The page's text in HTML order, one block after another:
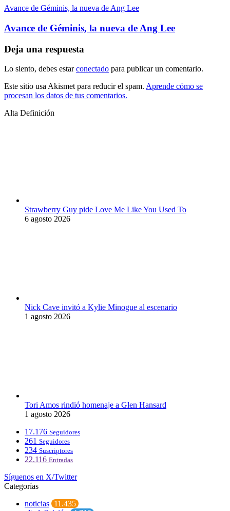
Avance de Géminis, la nueva de Ang Lee
Avance de Géminis, la nueva de Ang Lee
Deja una respuesta
Lo siento, debes estarconectado para publicar un comentario.
Este sitio usa Akismet para reducir el spam. Aprende cómo se
procesan los datos de tus comentarios.
Alta Definición
Strawberry Guy pide Love Me Like You Used To
6 agosto 2026
Nick Cave invitó a Kylie Minogue al escenario
1 agosto 2026
Tori Amos rindió homenaje a Glen Hansard
1 agosto 2026
17.176 Seguidores
261 Seguidores
234 Suscriptores
22.116 Entradas
Síguenos en X/Twitter
Categorías
noticias 11.435